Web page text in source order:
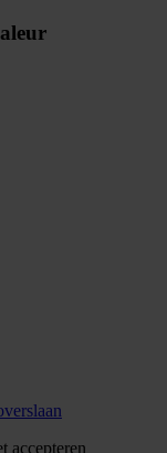
accepteren